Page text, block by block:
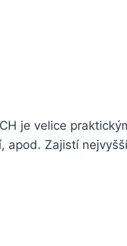
je velice
Zajistí